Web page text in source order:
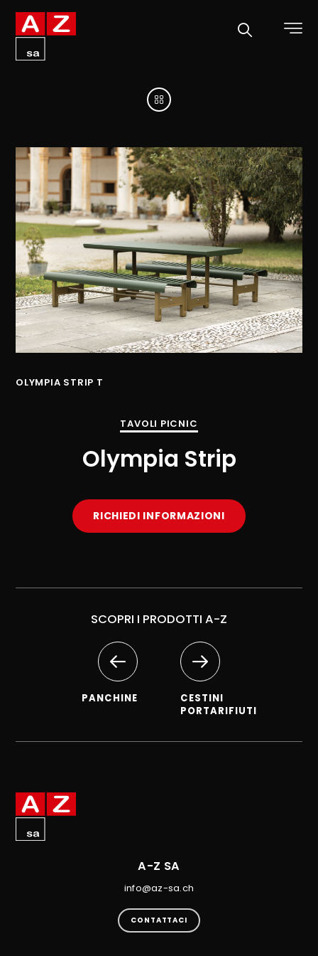
OLYMPIA STRIP T
TAVOLI PICNIC
Olympia Strip
RICHIEDI INFORMAZIONI
SCOPRI I PRODOTTI A-Z
PANCHINE
CESTINI
PORTARIFIUTI
A-Z SA
info@az-sa.ch
CONTATTACI